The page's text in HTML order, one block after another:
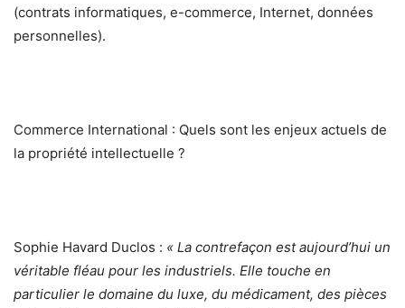
(contrats informatiques, e-commerce, Internet, données
personnelles).
Commerce International : Quels sont les enjeux actuels de
la propriété intellectuelle ?
Sophie Havard Duclos : « La contrefaçon est aujourd’hui un
véritable fléau pour les industriels. Elle touche en
particulier le domaine du luxe, du médicament, des pièces